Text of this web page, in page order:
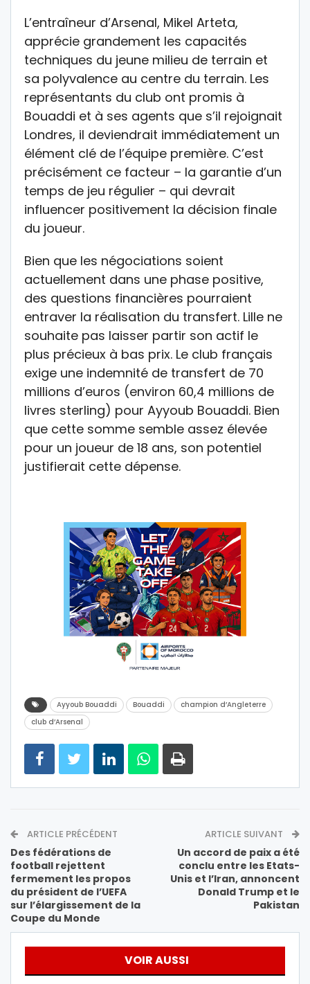
L’entraîneur d’Arsenal, Mikel Arteta,
apprécie grandement les capacités
techniques du jeune milieu de terrain et
sa polyvalence au centre du terrain. Les
représentants du club ont promis à
Bouaddi et à ses agents que s’il rejoignait
Londres, il deviendrait immédiatement un
élément clé de l’équipe première. C’est
précisément ce facteur – la garantie d’un
temps de jeu régulier – qui devrait
influencer positivement la décision finale
du joueur.
Bien que les négociations soient
actuellement dans une phase positive,
des questions financières pourraient
entraver la réalisation du transfert. Lille ne
souhaite pas laisser partir son actif le
plus précieux à bas prix. Le club français
exige une indemnité de transfert de 70
millions d’euros (environ 60,4 millions de
livres sterling) pour Ayyoub Bouaddi. Bien
que cette somme semble assez élevée
pour un joueur de 18 ans, son potentiel
justifierait cette dépense.
Ayyoub Bouaddi Bouaddi
champion d’Angleterre
club d’Arsenal
ARTICLE PRÉCÉDENT
Des fédérations de
football rejettent
fermement les propos
du président de l’UEFA
sur l’élargissement de la
Coupe du Monde
ARTICLE SUIVANT
Un accord de paix a été
conclu entre les Etats-
Unis et l’Iran, annoncent
Donald Trump et le
Pakistan
VOIR AUSSI